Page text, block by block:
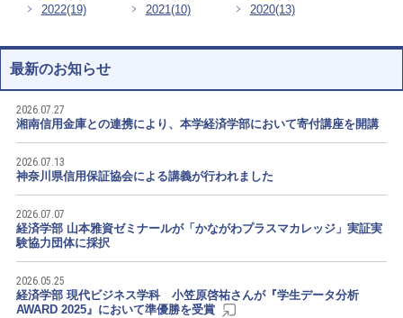
2022(19) 2021(10) 2020(13)
最新のお知らせ
2026.07.27
湘南信用金庫との連携により、本学経済学部において寄付講座を開講
2026.07.13
神奈川県信用保証協会による講義が行われました
2026.07.07
経済学部 山本雅資ゼミナールが「かながわプラスマカレッジ」実証実
験協力団体に採択
2026.05.25
経済学部 現代ビジネス学科 小笠原啓祐さんが『学生データ分析
AWARD 2025』において準優勝を受賞